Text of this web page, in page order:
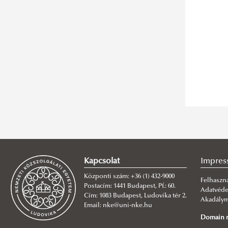
Kapcsolat
Központi szám: +36 (1) 432-9000
Postacím: 1441 Budapest, Pf.: 60.
Cím: 1083 Budapest, Ludovika tér 2.
Email: nke@uni-nke.hu
Domain